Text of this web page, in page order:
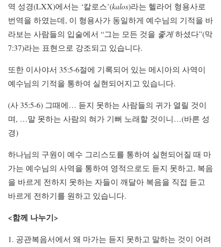
역 성경(LXX)에서는 ‘칼로스’(kalos)라는 헬라어 형용사로
번역을 하였는데, 이 형용사가 동일하게 예수님의 기적을 바
라보는 사람들의 입술에서 “그는 모든 것을 좋게하셨다”(막
7:37)라는 표현으로 강조되고 있습니다.
또한 이사야서 35:5-6절에 기록되어 있는 메시아의 사역이
예수님의 기적을 통하여 실현되어지고 있습니다.
(사 35:5-6) 그때에… 듣지 못하는 사람들의 귀가 열릴 것이
며, …말 못하는 사람의 혀가 기뻐 노래할 것이니…(바른 성
경)
하나님의 구원이 예수 그리스도를 통하여 실현되어질 때 마
가는 예수님의 사역을 통하여 영적으로도 듣지 못하고, 복음
을 바르게 전하지 못하는 자들이 깨달아 복음을 직접 듣고
바르게 전하기를 원하고 있습니다.
<함께 나누기>
공관복음서에서 왜 마가는 듣지 못하고 말하는 것이 어려